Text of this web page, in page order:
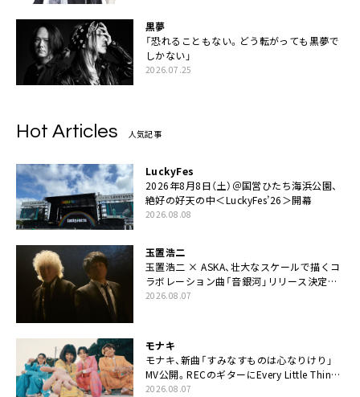
黒夢
「恐れることもない。どう転がっても黒夢で
しかない」
2026.07.25
Hot Articles 人気記事
LuckyFes
2026年8月8日（土）＠国営ひたち海浜公園、
絶好の好天の中＜LuckyFes’26＞開幕
2026.08.08
玉置浩二
玉置浩二 × ASKA、壮大なスケールで描くコ
ラボレーション曲「音銀河」リリース決定。
カップリングには新曲「命の宿り」収録も
2026.08.07
モナキ
モナキ、新曲「すみなすものは心なりけり」
MV公開。RECのギターにEvery Little Thing・
伊藤一朗参加も
2026.08.07